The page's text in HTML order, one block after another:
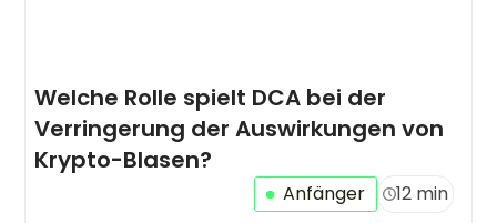
Welche Rolle spielt DCA bei der
Verringerung der Auswirkungen von
Krypto-Blasen?
Anfänger 12 min